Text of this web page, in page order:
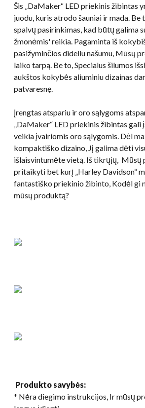
Šis „DaMaker“ LED priekinis žibintas
juodu, kuris atrodo šauniai ir mada. Be
spalvų pasirinkimas, kad būtų galima
žmonėmis' reikia. Pagaminta iš
pasižyminčios dideliu našumu, Mūsų
laiko tarpą. Be to, Specialus šilumos
aukštos kokybės aliuminiu dizainas
patvaresnę.
Įrengtas atspariu ir oro sąlygoms
„DaMaker“ LED priekinis žibintas
veikia įvairiomis oro sąlygomis. Dėl
kompaktiško dizaino, Jį galima dėti
išlaisvintumėte vietą. Iš tikrųjų, Mūsų
pritaikyti bet kurį „Harley Davidson“
fantastiško priekinio žibinto, Kodėl gi
mūsų produktą?
Produkto savybės:
* Nėra diegimo instrukcijos, Ir mūsų